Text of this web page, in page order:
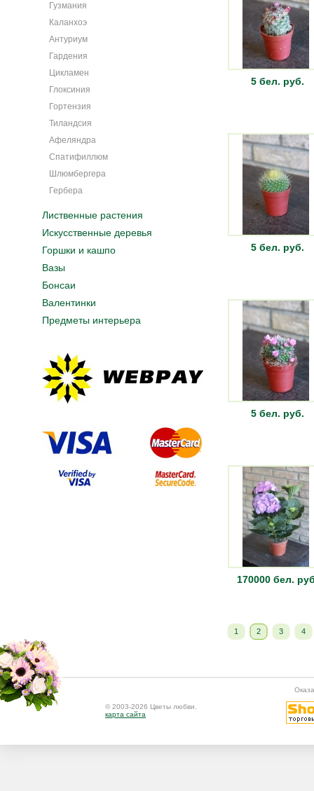
5 бел. руб.
5 бел. руб.
5 бел. руб.
170000 бел.
1 2 3 4
Гузмания
Каланхоэ
Антуриум
Гардения
Цикламен
Глоксиния
Гортензия
Тиландсия
Афеляндра
Спатифиллюм
Шлюмбергера
Гербера
Лиственные растения
Искусственные деревья
Горшки и кашпо
Вазы
Бонсаи
Валентинки
Предметы интерьера
© 2003-2026 Цветы любви.
карта сайта